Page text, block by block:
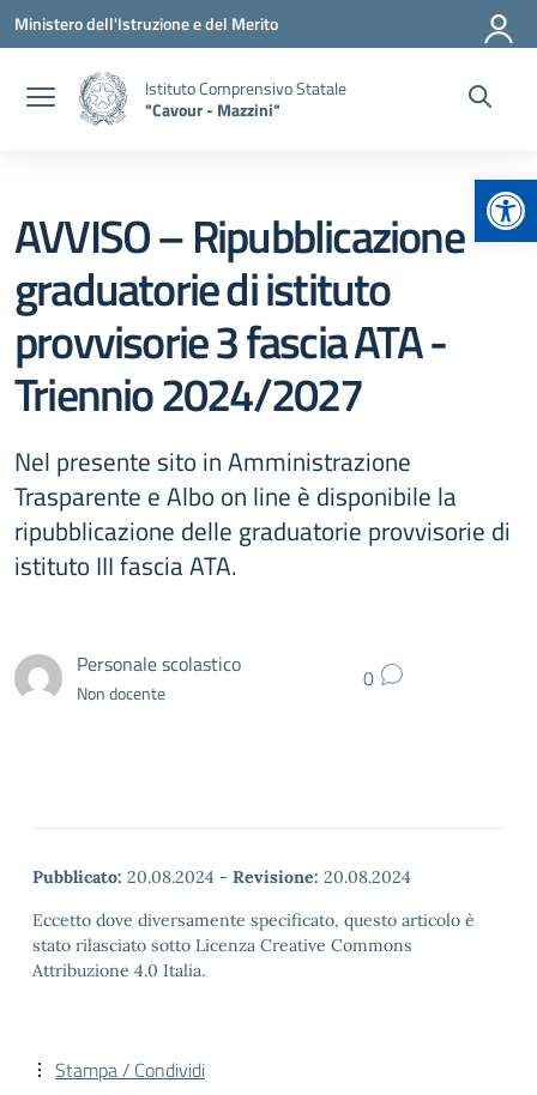
Vai ai contenuti
Vai al menu di navigazione
Vai al footer
Ministero dell'Istruzione e del Merito
Istituto Comprensivo Statale
"Cavour - Mazzini"
AVVISO – Ripubblicazione
graduatorie di istituto
provvisorie 3 fascia ATA -
Triennio 2024/2027
Nel presente sito in Amministrazione
Trasparente e Albo on line è disponibile la
ripubblicazione delle graduatorie provvisorie di
istituto III fascia ATA.
Personale scolastico
Non docente 0
Pubblicato: 20.08.2024 - Revisione: 20.08.2024
Eccetto dove diversamente specificato, questo articolo è
stato rilasciato sotto Licenza Creative Commons
Attribuzione 4.0 Italia.
Stampa / Condividi